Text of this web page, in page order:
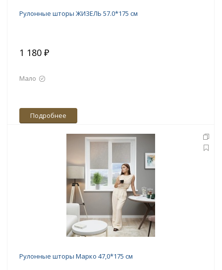
Рулонные шторы ЖИЗЕЛЬ 57.0*175 см
1 180 ₽
Мало
Подробнее
Рулонные шторы Марко 47,0*175 см